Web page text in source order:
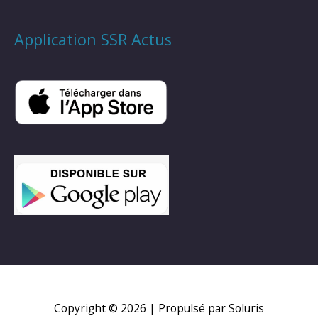
Application SSR Actus
Copyright © 2026 | Propulsé par Soluris